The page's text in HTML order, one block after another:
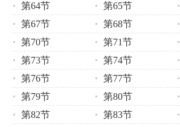
第64节
第65节
第67节
第68节
第70节
第71节
第73节
第74节
第76节
第77节
第79节
第80节
第82节
第83节